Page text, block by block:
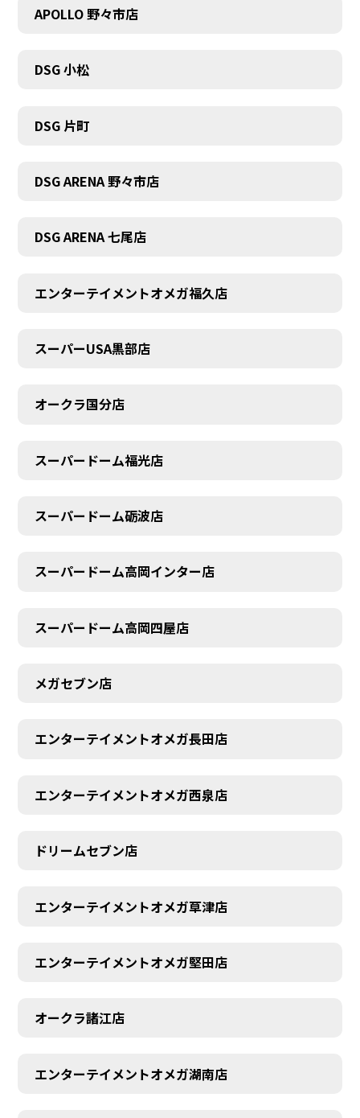
APOLLO 野々市店
DSG 小松
DSG 片町
DSG ARENA 野々市店
DSG ARENA 七尾店
エンターテイメントオメガ福久店
スーパーUSA黒部店
オークラ国分店
スーパードーム福光店
スーパードーム砺波店
スーパードーム高岡インター店
スーパードーム高岡四屋店
メガセブン店
エンターテイメントオメガ長田店
エンターテイメントオメガ西泉店
ドリームセブン店
エンターテイメントオメガ草津店
エンターテイメントオメガ堅田店
オークラ諸江店
エンターテイメントオメガ湖南店